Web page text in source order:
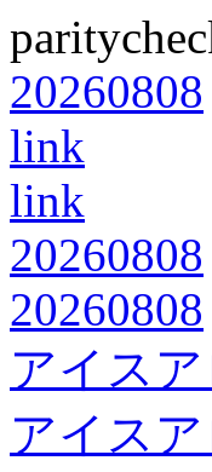
20260808
link
link
20260808
20260808
アイス
アイス